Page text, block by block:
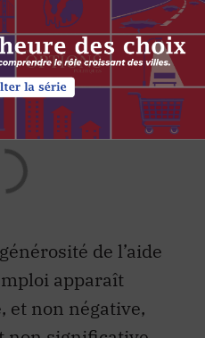
généreux de
d’emploi dans
l’OCDE en 2012.
de l’aide
apparaît
et non négative,